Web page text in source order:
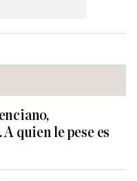
quien le pese es